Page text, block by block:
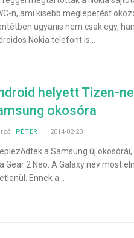
n, ami kisebb meglepetést
ugyanis nem csak egy,
Nokia telefont is…
helyett Tizen-
okosóra
PÉTER 2014-02-23
a Samsung új
Gear 2 Neo. A Galaxy név most
Ennek a…